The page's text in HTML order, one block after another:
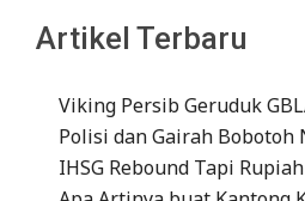
Artikel Terbaru
Viking Persib Geruduk
Polisi dan Gairah Bobotoh
IHSG Rebound Tapi